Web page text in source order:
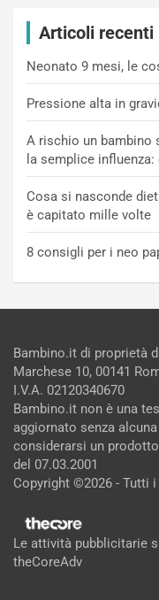
Articoli recenti
Neonato 9 mesi, le
Pressione alta in
A rischio un bambino
la semplice
Cosa si nasconde
è capitato mille volte
8 consigli per i neo
Bambino.it di proprietà
Marchese 10, 00141
I.V.A. 02120340670
Bambino.it non è una
aggiornato senza
considerarsi un
del 07.03.2001
Copyright ©2026 - Tutti
Le attività pubblicitarie
theCoreAdv